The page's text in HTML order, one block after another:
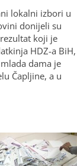
lokalni izbori u
donijeli su
koji je
HDZ-a BiH,
dama je
Čapljine, a u